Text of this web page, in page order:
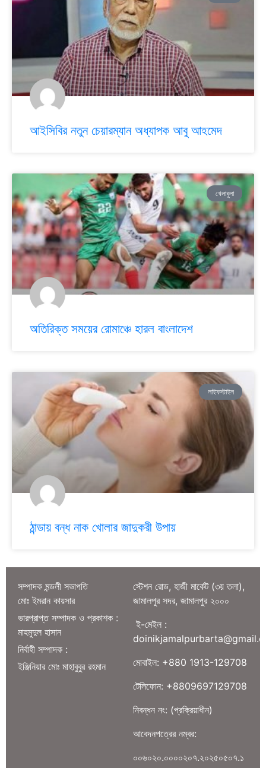
আইসিবির নতুন চেয়ারম্যান অধ্যাপক আবু আহমেদ
খেলাধুলা
অতিরিক্ত সময়ের রোমাঞ্চে হারল বাংলাদেশ
লাইফস্টাইল
ঠান্ডায় বন্ধ নাক খোলার জাদুকরী উপায়
সম্পাদক মন্ডলী সভাপতি
মোঃ ইমরান কায়সার
ভারপ্রাপ্ত সম্পাদক ও প্রকাশক :
মাহমুদুল হাসান
নির্বাহী সম্পাদক :
ইঞ্জিনিয়ার মোঃ মাহাবুবুর রহমান
স্টেশন রোড, হাজী মার্কেট (৩য় তলা),
জামালপুর সদর, জামালপুর ২০০০
ই-মেইল :
মোবাইল: +880 1913-129708
টেলিফোন: +8809697129708
নিবন্ধন নং: (প্রক্রিয়াধীন)
আবেদনপত্রের নম্বর:
০০৬০২০.০০০০২০৭.২০২৫০৫০৭.১